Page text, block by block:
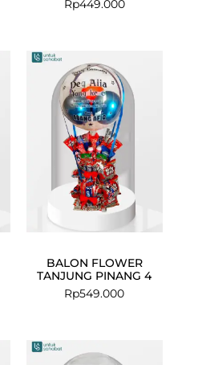
Rp449.000
BALON FLOWER
TANJUNG PINANG 4
Rp549.000